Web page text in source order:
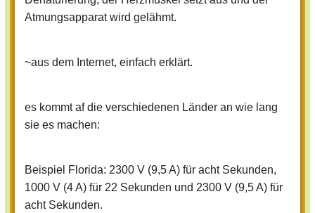
Atmungsapparat wird gelähmt.
~aus dem Internet, einfach erklärt.
es kommt af die verschiedenen Länder an wie lang
sie es machen:
Beispiel Florida: 2300 V (9,5 A) für acht Sekunden,
1000 V (4 A) für 22 Sekunden und 2300 V (9,5 A) für
acht Sekunden.